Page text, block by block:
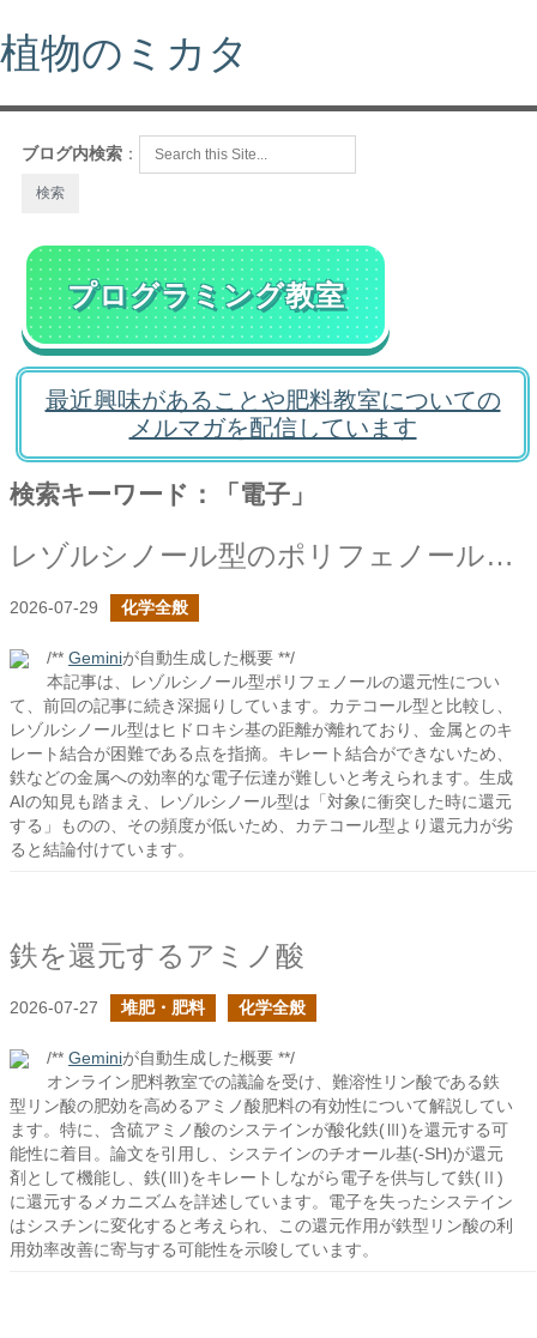
植物のミカタ
ブログ内検索 ：
プログラミング教室
最近興味があることや肥料教室についての
メルマガを配信しています
検索キーワード：「電子」
レゾルシノール型のポリフェノールの続き
2026-07-29 化学全般
/** Geminiが自動生成した概要 **/
本記事は、レゾルシノール型ポリフェノールの還元性につい
て、前回の記事に続き深掘りしています。カテコール型と比較し、
レゾルシノール型はヒドロキシ基の距離が離れており、金属とのキ
レート結合が困難である点を指摘。キレート結合ができないため、
鉄などの金属への効率的な電子伝達が難しいと考えられます。生成
AIの知見も踏まえ、レゾルシノール型は「対象に衝突した時に還元
する」ものの、その頻度が低いため、カテコール型より還元力が劣
ると結論付けています。
鉄を還元するアミノ酸
2026-07-27 堆肥・肥料 化学全般
/** Geminiが自動生成した概要 **/
オンライン肥料教室での議論を受け、難溶性リン酸である鉄
型リン酸の肥効を高めるアミノ酸肥料の有効性について解説してい
ます。特に、含硫アミノ酸のシステインが酸化鉄(Ⅲ)を還元する可
能性に着目。論文を引用し、システインのチオール基(-SH)が還元
剤として機能し、鉄(Ⅲ)をキレートしながら電子を供与して鉄(Ⅱ)
に還元するメカニズムを詳述しています。電子を失ったシステイン
はシスチンに変化すると考えられ、この還元作用が鉄型リン酸の利
用効率改善に寄与する可能性を示唆しています。